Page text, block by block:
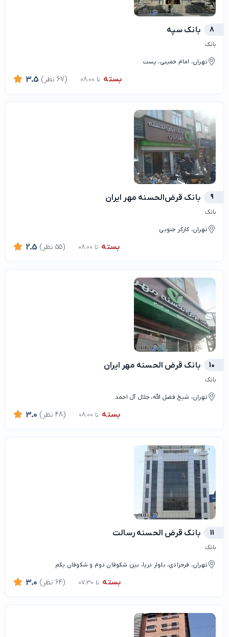
8 بانک سپه
بانک
تهران، امام خمینی، پست
بسته تا 08:00 3.5 (67 نظر)
9 بانک قرض‌الحسنه مهر ایران
بانک
تهران، کارگر جنوبی
بسته تا 08:00 2.5 (55 نظر)
10 بانک قرض الحسنه مهر ایران
بانک
تهران، شیخ فضل الله، جلال آل احمد
بسته تا 08:00 3.0 (48 نظر)
11 بانک قرض الحسنه رسالت
بانک
تهران، فرحزادی، بلوار دریا، بین شکوفان دوم و شکوفان یکم
بسته تا 07:30 3.0 (64 نظر)